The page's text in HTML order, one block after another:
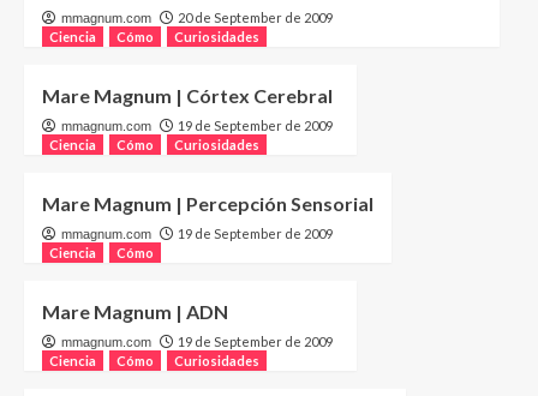
mmagnum.com
20 de September de 2009
Ciencia
Cómo Curiosidades
Mare Magnum | Córtex Cerebral
mmagnum.com
19 de September de 2009
Ciencia
Cómo Curiosidades
Mare Magnum | Percepción Sensorial
mmagnum.com
19 de September de 2009
Ciencia
Cómo
Mare Magnum | ADN
mmagnum.com
19 de September de 2009
Ciencia
Cómo Curiosidades